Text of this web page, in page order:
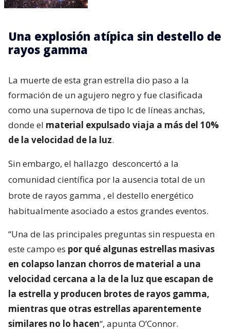
Una explosión atípica sin destello de
rayos gamma
La muerte de esta gran estrella dio paso a la
formación de un agujero negro y fue clasificada
como una supernova de tipo Ic de líneas anchas,
donde el material expulsado viaja a más del 10%
de la velocidad de la luz.
Sin embargo, el hallazgo desconcertó a la
comunidad científica por la ausencia total de un
brote de rayos gamma , el destello energético
habitualmente asociado a estos grandes eventos.
“Una de las principales preguntas sin respuesta en
este campo es por qué algunas estrellas masivas
en colapso lanzan chorros de material a una
velocidad cercana a la de la luz que escapan de
la estrella y producen brotes de rayos gamma,
mientras que otras estrellas aparentemente
similares no lo hacen“, apunta O’Connor.